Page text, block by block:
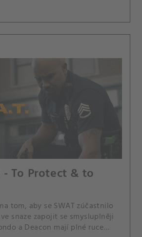
- To Protect & to
tom, aby se SWAT zúčastnilo
snaze zapojit se smysluplněji
a Deacon mají plné ruce